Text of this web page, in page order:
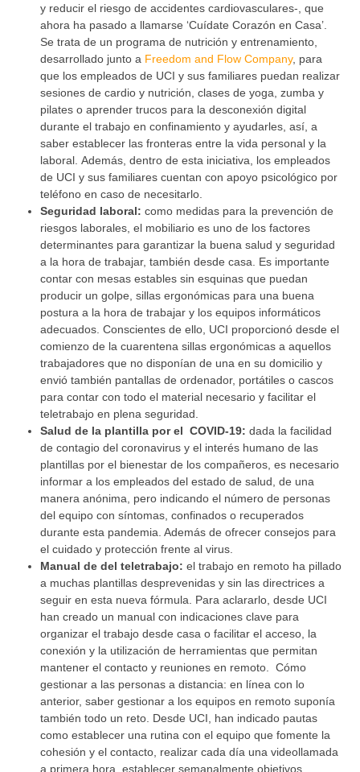
y reducir el riesgo de accidentes cardiovasculares-, que
ahora ha pasado a llamarse ‘Cuídate Corazón en Casa’.
Se trata de un programa de nutrición y entrenamiento,
desarrollado junto a Freedom and Flow Company, para
que los empleados de UCI y sus familiares puedan realizar
sesiones de cardio y nutrición, clases de yoga, zumba y
pilates o aprender trucos para la desconexión digital
durante el trabajo en confinamiento y ayudarles, así, a
saber establecer las fronteras entre la vida personal y la
laboral. Además, dentro de esta iniciativa, los empleados
de UCI y sus familiares cuentan con apoyo psicológico por
teléfono en caso de necesitarlo.
Seguridad laboral: como medidas para la prevención de
riesgos laborales, el mobiliario es uno de los factores
determinantes para garantizar la buena salud y seguridad
a la hora de trabajar, también desde casa. Es importante
contar con mesas estables sin esquinas que puedan
producir un golpe, sillas ergonómicas para una buena
postura a la hora de trabajar y los equipos informáticos
adecuados. Conscientes de ello, UCI proporcionó desde el
comienzo de la cuarentena sillas ergonómicas a aquellos
trabajadores que no disponían de una en su domicilio y
envió también pantallas de ordenador, portátiles o cascos
para contar con todo el material necesario y facilitar el
teletrabajo en plena seguridad.
Salud de la plantilla por el COVID-19: dada la facilidad
de contagio del coronavirus y el interés humano de las
plantillas por el bienestar de los compañeros, es necesario
informar a los empleados del estado de salud, de una
manera anónima, pero indicando el número de personas
del equipo con síntomas, confinados o recuperados
durante esta pandemia. Además de ofrecer consejos para
el cuidado y protección frente al virus.
Manual de del teletrabajo: el trabajo en remoto ha pillado
a muchas plantillas desprevenidas y sin las directrices a
seguir en esta nueva fórmula. Para aclararlo, desde UCI
han creado un manual con indicaciones clave para
organizar el trabajo desde casa o facilitar el acceso, la
conexión y la utilización de herramientas que permitan
mantener el contacto y reuniones en remoto. Cómo
gestionar a las personas a distancia: en línea con lo
anterior, saber gestionar a los equipos en remoto suponía
también todo un reto. Desde UCI, han indicado pautas
como establecer una rutina con el equipo que fomente la
cohesión y el contacto, realizar cada día una videollamada
a primera hora, establecer semanalmente objetivos